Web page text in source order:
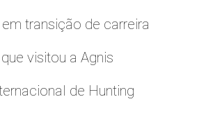
transição de carreira
visitou a Agnis
de Hunting